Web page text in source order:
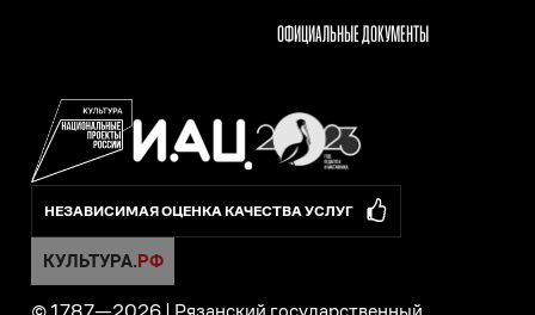
ОФИЦИАЛЬНЫЕ ДОКУМЕНТЫ
НЕЗАВИСИМАЯ ОЦЕНКА КАЧЕСТВА УСЛУГ
© 1787—2026 Рязанский государственный